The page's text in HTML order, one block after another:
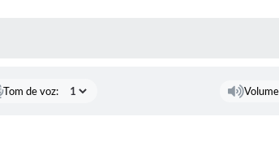
Tom de voz: Volume